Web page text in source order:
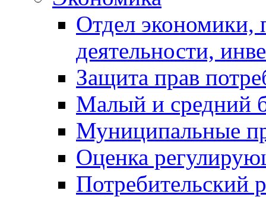
Отдел экономики,
деятельности,
Защита прав
Малый и средний
Муниципальные
Оценка
Потребительский